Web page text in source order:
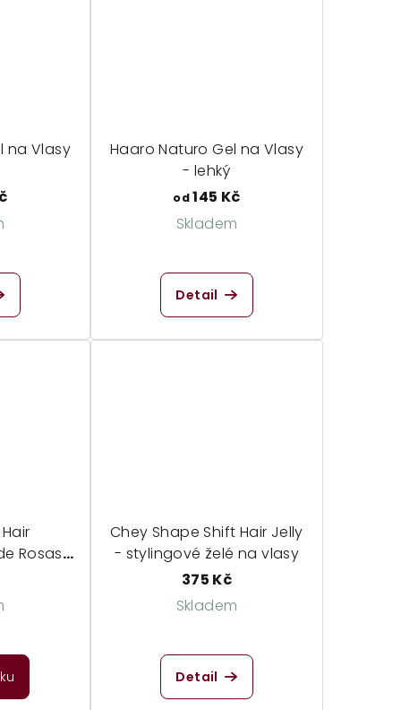
na Vlasy
Haaro Naturo Gel na Vlasy
- lehký
od145 Kč
Skladem
Detail
Rosas -
Chey Shape Shift Hair Jelly
- stylingové želé na vlasy
375 Kč
Skladem
Detail